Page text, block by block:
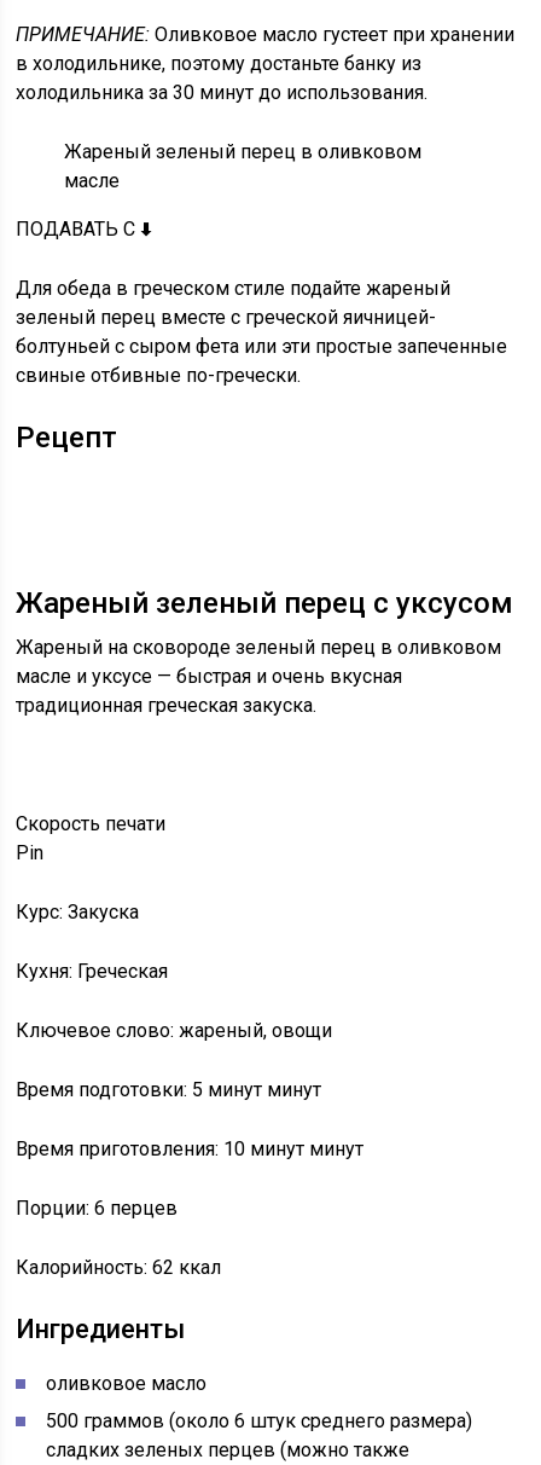
ПРИМЕЧАНИЕ: Оливковое масло густеет при хранении
в холодильнике, поэтому достаньте банку из
холодильника за 30 минут до использования.
Жареный зеленый перец в оливковом
масле
ПОДАВАТЬ С 🠯
Для обеда в греческом стиле подайте жареный
зеленый перец вместе с греческой яичницей-
болтуньей с сыром фета или эти простые запеченные
свиные отбивные по-гречески.
Рецепт
Жареный зеленый перец с уксусом
Жареный на сковороде зеленый перец в оливковом
масле и уксусе — быстрая и очень вкусная
традиционная греческая закуска.
Скорость печати
Pin
Курс: Закуска
Кухня: Греческая
Ключевое слово: жареный, овощи
Время подготовки: 5 минут минут
Время приготовления: 10 минут минут
Порции: 6 перцев
Калорийность: 62 ккал
Ингредиенты
оливковое масло
500 граммов (около 6 штук среднего размера)
сладких зеленых перцев (можно также